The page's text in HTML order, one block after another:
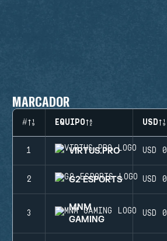
MARCADOR
# EQUIPO USD
1 VIRTUS.PRO USD 0
2 G2 ESPORTS USD 0
3
MNM
GAMING
USD 0